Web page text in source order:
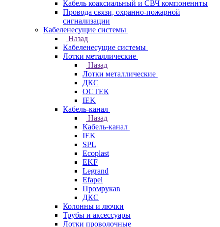
Кабель коаксиальный и СВЧ компоненнты
Провода связи, охранно-пожарной
сигнализации
Кабеленесущие системы
Назад
Кабеленесущие системы
Лотки металлические
Назад
Лотки металлические
ДКС
ОСТЕК
IEK
Кабель-канал
Назад
Кабель-канал
IEK
SPL
Ecoplast
EKF
Legrand
Efapel
Промрукав
ДКС
Колонны и лючки
Трубы и аксессуары
Лотки проволочные